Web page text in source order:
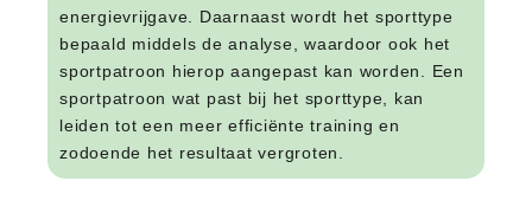
energievrijgave. Daarnaast wordt het sporttype
bepaald middels de analyse, waardoor ook het
sportpatroon hierop aangepast kan worden. Een
sportpatroon wat past bij het sporttype, kan
leiden tot een meer efficiënte training en
zodoende het resultaat vergroten.